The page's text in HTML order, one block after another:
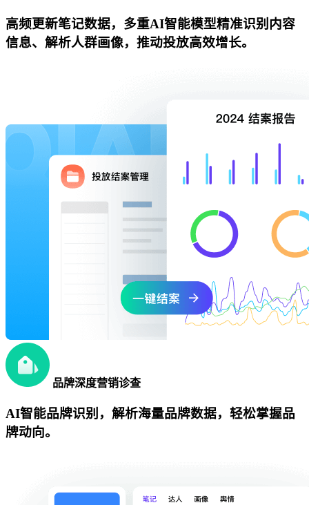
高频更新笔记数据，多重AI智能模型精准识别内容
信息、解析人群画像，推动投放高效增长。
品牌深度营销诊查
AI智能品牌识别，解析海量品牌数据，轻松掌握品
牌动向。